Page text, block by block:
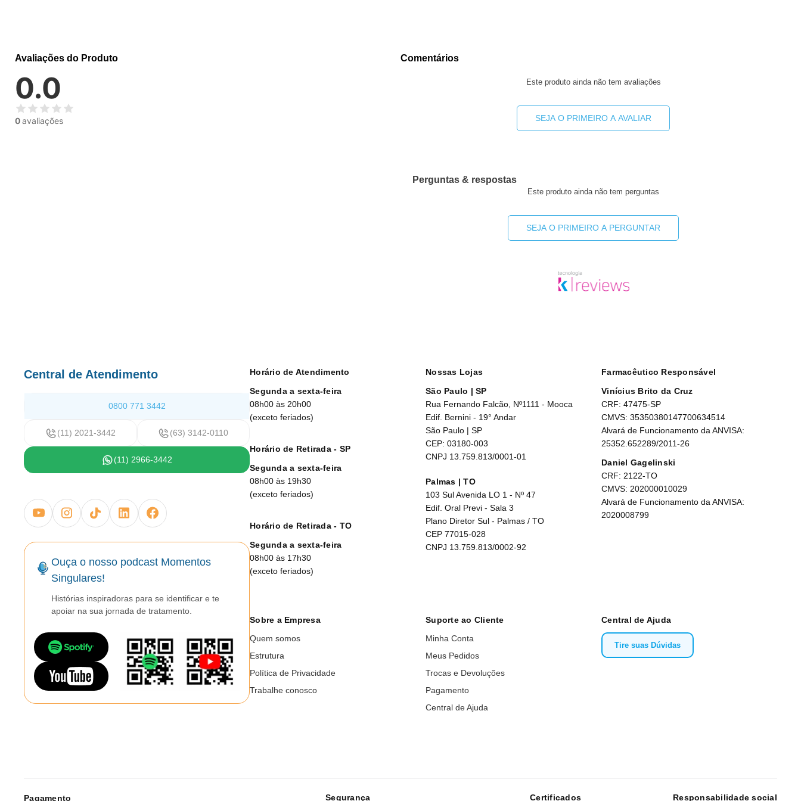
Avaliações do Produto
0.0
0avaliações
Comentários
Este produto ainda não tem avaliações
SEJA O PRIMEIRO A AVALIAR
Perguntas & respostas
Este produto ainda não tem perguntas
SEJA O PRIMEIRO A PERGUNTAR
Central de Atendimento
0800 771 3442
(11) 2021-3442 (63) 3142-0110
(11) 2966-3442
Ouça o nosso podcast Momentos
Singulares!
Histórias inspiradoras para se identificar e te
apoiar na sua jornada de tratamento.
Horário de Atendimento
Segunda a sexta-feira
08h00 às 20h00
(exceto feriados)
Horário de Retirada - SP
Segunda a sexta-feira
08h00 às 19h30
(exceto feriados)
Horário de Retirada - TO
Segunda a sexta-feira
08h00 às 17h30
(exceto feriados)
Nossas Lojas
São Paulo | SP
Rua Fernando Falcão, Nº1111 - Mooca
Edif. Bernini - 19° Andar
São Paulo | SP
CEP: 03180-003
CNPJ 13.759.813/0001-01
Palmas | TO
103 Sul Avenida LO 1 - Nº 47
Edif. Oral Previ - Sala 3
Plano Diretor Sul - Palmas / TO
CEP 77015-028
CNPJ 13.759.813/0002-92
Farmacêutico Responsável
Vinícius Brito da Cruz
CRF: 47475-SP
CMVS: 35350380147700634514
Alvará de Funcionamento da ANVISA:
25352.652289/2011-26
Daniel Gagelinski
CRF: 2122-TO
CMVS: 202000010029
Alvará de Funcionamento da ANVISA:
2020008799
Sobre a Empresa
Quem somos
Estrutura
Política de Privacidade
Trabalhe conosco
Suporte ao Cliente
Minha Conta
Meus Pedidos
Trocas e Devoluções
Pagamento
Central de Ajuda
Central de Ajuda
Tire suas Dúvidas
Pagamento Segurança Certificados Responsabilidade social